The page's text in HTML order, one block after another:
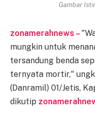
Gambar
zonamerahnews –
mungkin untuk
tersandung benda
ternyata mortir,"
(Danramil) 01/Jetis,
dikutip